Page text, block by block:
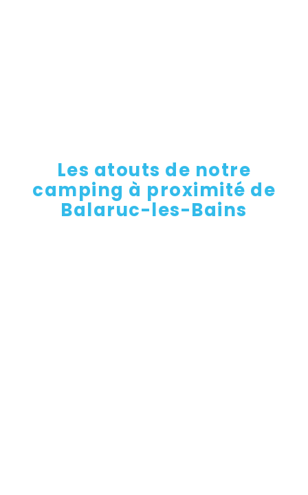
Les atouts de notre
camping à proximité de
Balaruc-les-Bains